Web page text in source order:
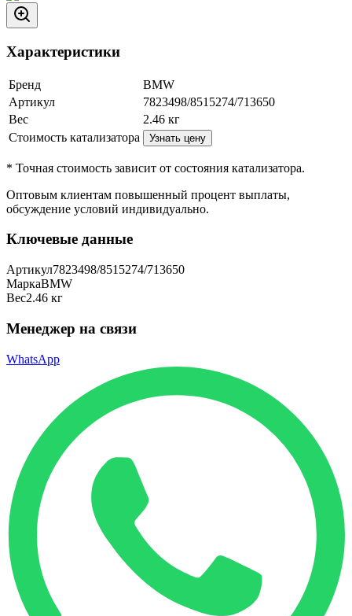
Характеристики
Бренд
BMW
Артикул
7823498/8515274/713650
Вес
2.46 кг
Стоимость катализатора
Узнать цену
* Точная стоимость зависит от состояния катализатора.
Оптовым клиентам повышенный процент выплаты,
обсуждение условий индивидуально.
Ключевые данные
Артикул7823498/8515274/713650
МаркаBMW
Вес2.46 кг
Менеджер на связи
WhatsApp